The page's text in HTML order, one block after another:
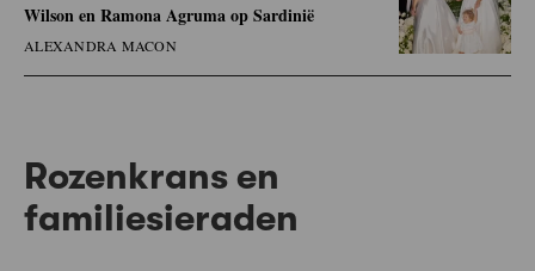
Wilson en Ramona Agruma op Sardinië
ALEXANDRA MACON
Rozenkrans en
familiesieraden